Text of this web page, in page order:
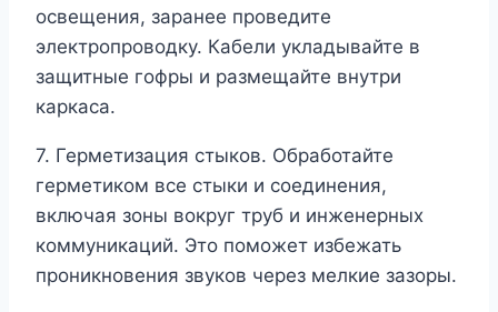
освещения, заранее проведите
электропроводку. Кабели укладывайте в
защитные гофры и размещайте внутри
каркаса.
7. Герметизация стыков. Обработайте
герметиком все стыки и соединения,
включая зоны вокруг труб и инженерных
коммуникаций. Это поможет избежать
проникновения звуков через мелкие зазоры.